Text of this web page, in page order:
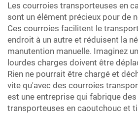
Les courroies transporteuses en
sont un élément précieux pour de
Ces courroies facilitent le
endroit à un autre et réduisent la
manutention manuelle. Imaginez
lourdes charges doivent être
Rien ne pourrait être chargé et
vite qu'avec des courroies
est une entreprise qui fabrique
transporteuses en caoutchouc et